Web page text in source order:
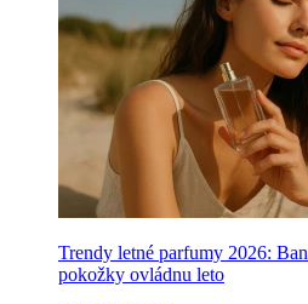
Trendy letné parfumy 2026:
pokožky ovládnu leto